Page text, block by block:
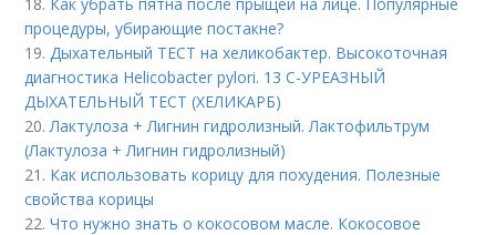
процедуры, убирающие постакне?
19.Дыхательный ТЕСТ на хеликобактер. Высокоточная
диагностика Helicobacter pylori. 13 C-УРЕАЗНЫЙ
ДЫХАТЕЛЬНЫЙ ТЕСТ (ХЕЛИКАРБ)
20.Лактулоза + Лигнин гидролизный. Лактофильтрум
(Лактулоза + Лигнин гидролизный)
21. Как использовать корицу для похудения. Полезные
свойства корицы
22.Что нужно знать о кокосовом масле. Кокосовое